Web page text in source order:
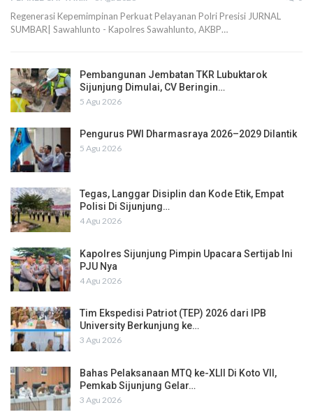
Regenerasi Kepemimpinan Perkuat Pelayanan Polri Presisi JURNAL
SUMBAR| Sawahlunto - Kapolres Sawahlunto, AKBP…
Pembangunan Jembatan TKR Lubuktarok
Sijunjung Dimulai, CV Beringin…
5 Agu 2026
Pengurus PWI Dharmasraya 2026–2029 Dilantik
5 Agu 2026
Tegas, Langgar Disiplin dan Kode Etik, Empat
Polisi Di Sijunjung…
4 Agu 2026
Kapolres Sijunjung Pimpin Upacara Sertijab Ini
PJU Nya
4 Agu 2026
Tim Ekspedisi Patriot (TEP) 2026 dari IPB
University Berkunjung ke…
3 Agu 2026
Bahas Pelaksanaan MTQ ke-XLII Di Koto VII,
Pemkab Sijunjung Gelar…
3 Agu 2026